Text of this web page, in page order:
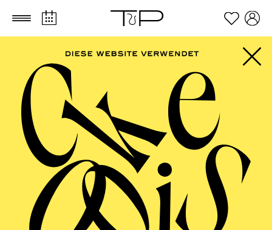
Zum Hauptinhalt springen Zum Footer springen
FILTER
SEPTEMBER 2026
PHILHARMONIE ESSEN
Friday
04.09.2026
20:00 - 23:00